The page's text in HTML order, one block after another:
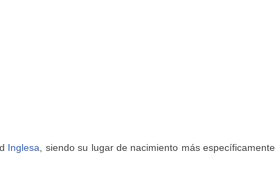
Inglesa , siendo su lugar de nacimiento más específicamente